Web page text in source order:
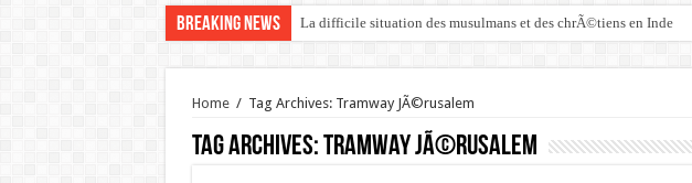
Breaking News La difficile situation des musulmans et des chrÃ©tiens en Inde
Home / Tag Archives: Tramway JÃ©rusalem
Tag Archives:Tramway JÃ©rusalem